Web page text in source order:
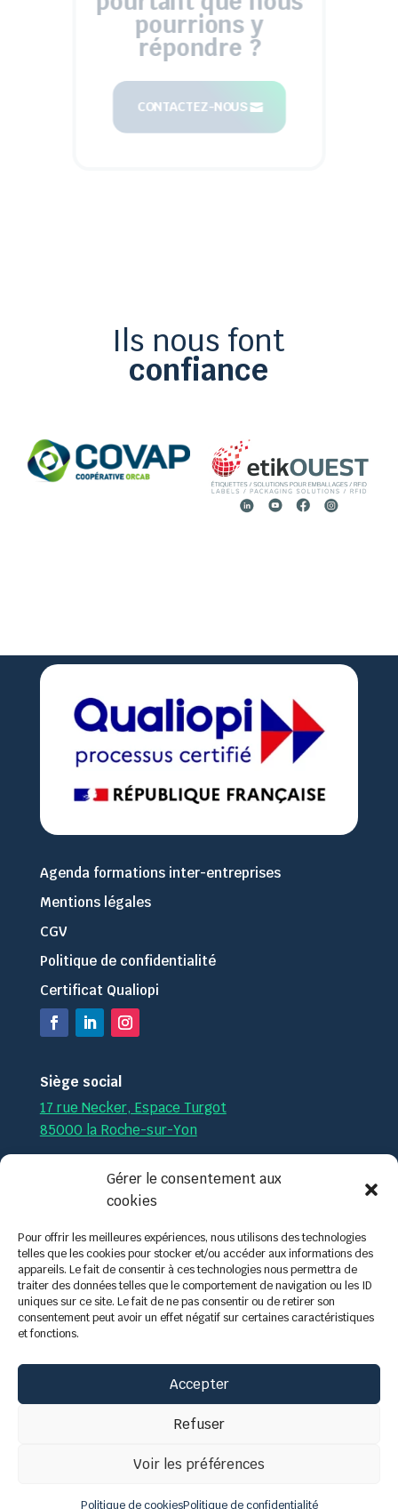
Gérer le consentement aux
cookies
Pour offrir les meilleures expériences, nous utilisons des technologies
telles que les cookies pour stocker et/ou accéder aux informations des
appareils. Le fait de consentir à ces technologies nous permettra de
traiter des données telles que le comportement de navigation ou les ID
uniques sur ce site. Le fait de ne pas consentir ou de retirer son
consentement peut avoir un effet négatif sur certaines caractéristiques
et fonctions.
Accepter
Refuser
Voir les préférences
Politique de cookiesPolitique de confidentialité
pourrions y
répondre ?
CONTACTEZ-NOUS
Ils nous font
confiance
Agenda formations inter-entreprises
Mentions légales
CGV
Politique de confidentialité
Certificat Qualiopi
Siège social
17 rue Necker, Espace Turgot
85000 la Roche-sur-Yon
Par téléphone : 02.51.36.35.57